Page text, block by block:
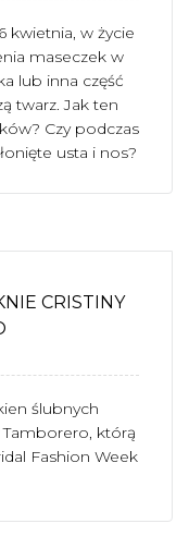
kwietnia, w życie
maseczek w
lub inna część
twarz. Jak ten
Czy podczas
usta i nos?
CRISTINY
ślubnych
którą
Fashion Week